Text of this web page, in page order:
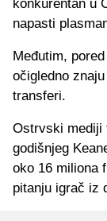
konkurentan u
napasti
Međutim,
očigledno
transferi.
Ostrvski mediji
godišnjeg
oko 16 miliona
pitanju igrač iz